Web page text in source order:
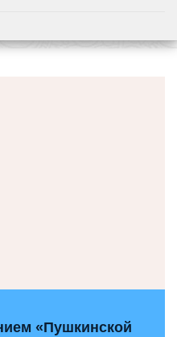
«Пушкинской